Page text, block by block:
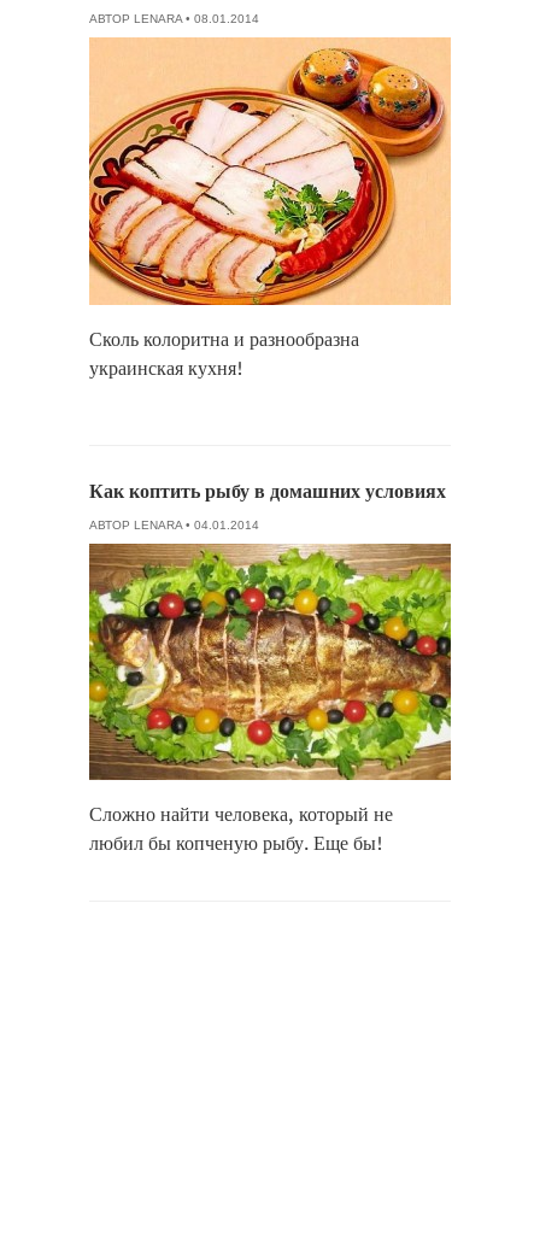
АВТОР LENARA• 08.01.2014
Сколь колоритна и разнообразна
украинская кухня!
Как коптить рыбу в домашних условиях
АВТОР LENARA• 04.01.2014
Сложно найти человека, который не
любил бы копченую рыбу. Еще бы!